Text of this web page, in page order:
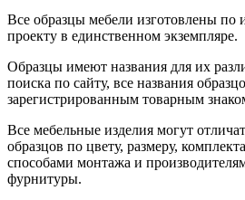
Все образцы мебели изготовлены по
проекту в единственном экземпляре.
Образцы имеют названия для их
поиска по сайту, все названия
зарегистрированным товарным
Все мебельные изделия могут
образцов по цвету, размеру,
способами монтажа и
фурнитуры.